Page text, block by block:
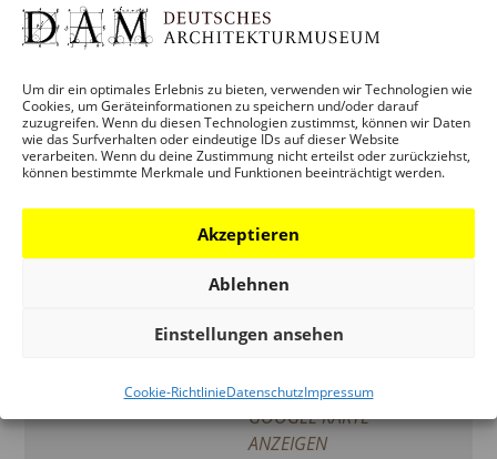
Um dir ein optimales Erlebnis zu bieten, verwenden wir Technologien wie
Cookies, um Geräteinformationen zu speichern und/oder darauf
zuzugreifen. Wenn du diesen Technologien zustimmst, können wir Daten
wie das Surfverhalten oder eindeutige IDs auf dieser Website
verarbeiten. Wenn du deine Zustimmung nicht erteilst oder zurückziehst,
können bestimmte Merkmale und Funktionen beeinträchtigt werden.
Akzeptieren
Ablehnen
Einstellungen ansehen
Cookie-RichtlinieDatenschutzImpressum
Zeit:
Veranstaltungskategorie:
VERANSTALTUNG
Veranstaltung-Tags:BP-NEUE-HEIMAT
ORT
Frankfurt / M.
Deutschland
GOOGLE KARTE
ANZEIGEN
ORGANISATOR
SCHWERPUNKT
DES ORDNENS